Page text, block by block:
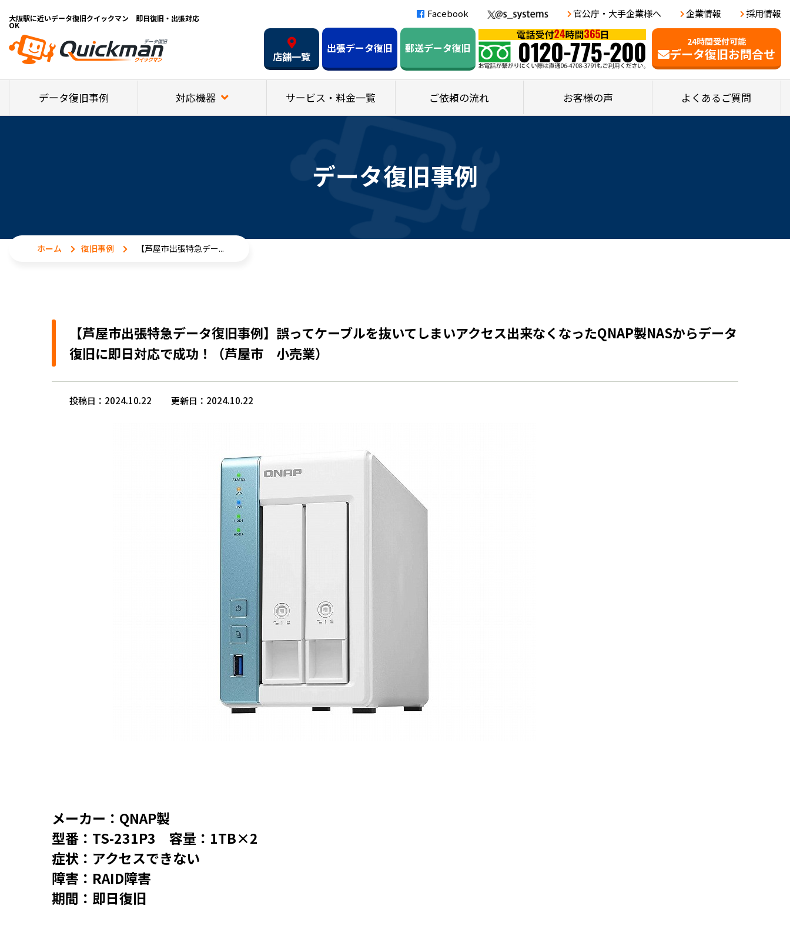
大阪駅に近いデータ復旧クイックマン 即日復旧・出張対応
OK
Facebook 官公庁・大手企業様へ 企業情報 採用情報
24時間受付可能
データ復旧お問合せ
店舗一覧
出張データ復旧 郵送データ復旧
データ復旧事例 対応機器 サービス・料金一覧 ご依頼の流れ お客様の声 よくあるご質問
データ復旧事例
ホーム 復旧事例 【芦屋市出張特急デー...
【芦屋市出張特急データ復旧事例】誤ってケーブルを抜いてしまいアクセス出来なくなったQNAP製NASからデータ
復旧に即日対応で成功！（芦屋市 小売業）
投稿日：2024.10.22 更新日：2024.10.22
メーカー：QNAP製
型番：TS-231P3 容量：1TB×2
症状：アクセスできない
障害：RAID障害
期間：即日復旧